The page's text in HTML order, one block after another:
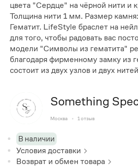
цвета "Сердце" на чёрной нити и
Толщина нити 1 мм. Размер
Гематит. LifeStyle браслет на
для того, чтобы радовать вас
модели "Символы из гематита"
благодаря фирменному замку из
состоит из двух узлов и двух
Something
Москва 1 отзыв
В наличии
Условия доставки
Возврат и обмен товара